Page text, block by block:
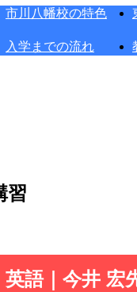
市川八幡校の特色
入学までの流れ
習
語｜今井 宏